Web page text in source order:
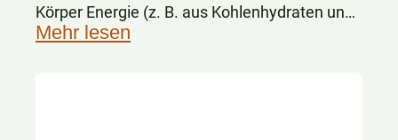
Körper Energie (z. B. aus Kohlenhydraten und
Fetten), Sauerstoff und Vitalstoffe.
Mehr lesen